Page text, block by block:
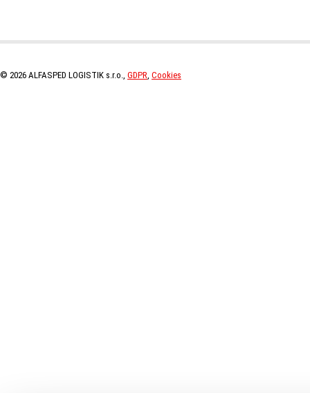
© 2026 ALFASPED LOGISTIK s.r.o., GDPR, Cookies